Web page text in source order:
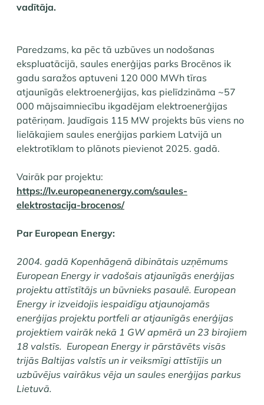
vadītāja.
Paredzams, ka pēc tā uzbūves un nodošanas
ekspluatācijā, saules enerģijas parks Brocēnos ik
gadu saražos aptuveni 120 000 MWh tīras
atjaunīgās elektroenerģijas, kas pielīdzināma ~57
000 mājsaimniecību ikgadējam elektroenerģijas
patēriņam. Jaudīgais 115 MW projekts būs viens no
lielākajiem saules enerģijas parkiem Latvijā un
elektrotīklam to plānots pievienot 2025. gadā.
Vairāk par projektu:
https://lv.europeanenergy.com/saules-
elektrostacija-brocenos/
Par European Energy:
2004. gadā Kopenhāgenā dibinātais uzņēmums
European Energy ir vadošais atjaunīgās enerģijas
projektu attīstītājs un būvnieks pasaulē. European
Energy ir izveidojis iespaidīgu atjaunojamās
enerģijas projektu portfeli ar atjaunīgās enerģijas
projektiem vairāk nekā 1 GW apmērā un 23 birojiem
18 valstīs. European Energy ir pārstāvēts visās
trijās Baltijas valstīs un ir veiksmīgi attīstījis un
uzbūvējus vairākus vēja un saules enerģijas parkus
Lietuvā.